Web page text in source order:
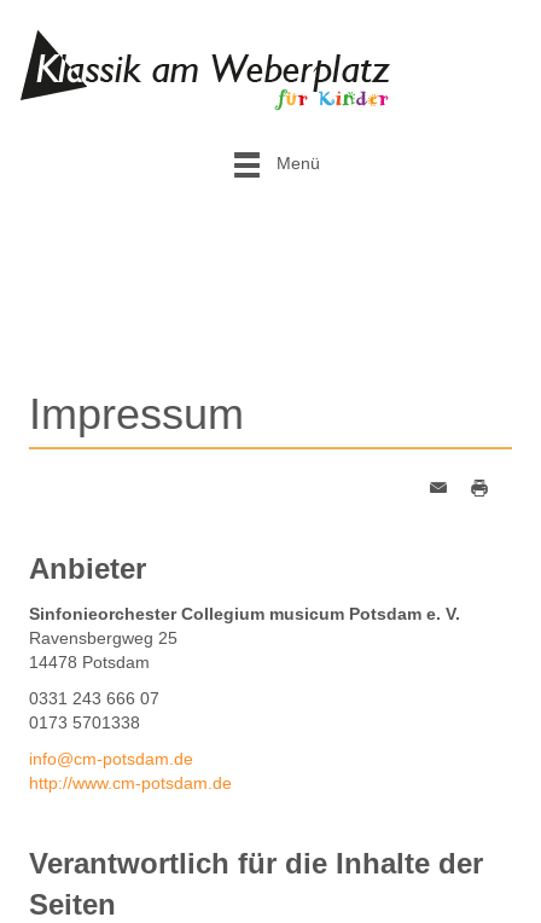
Menü
Impressum
Anbieter
Sinfonieorchester Collegium musicum Potsdam e. V.
Ravensbergweg 25
14478 Potsdam
0331 243 666 07
0173 5701338
info@cm-potsdam.de
http://www.cm-potsdam.de
Verantwortlich für die Inhalte der
Seiten